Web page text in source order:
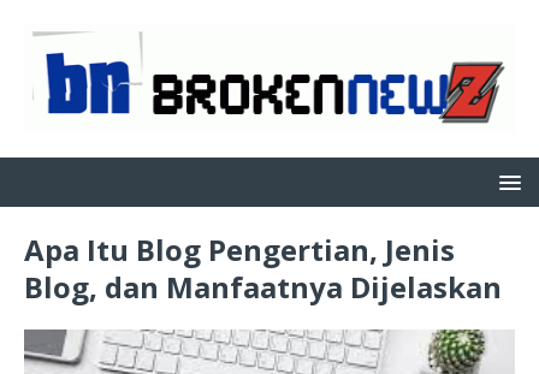
Apa Itu Blog Pengertian, Jenis
Blog, dan Manfaatnya Dijelaskan